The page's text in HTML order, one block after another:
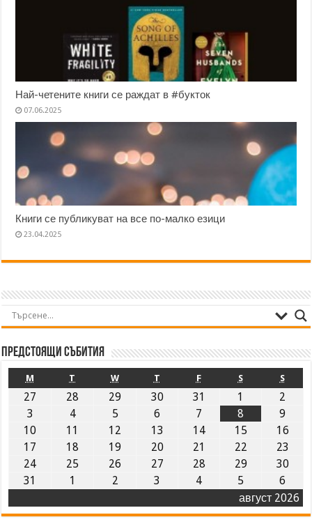
Най-четените книги се раждат в #букток
07.06.2025
Книги се публикуват на все по-малко езици
23.04.2025
Предстоящи събития
август 2026
M T W T F S S
27 28 29 30 31 1
2
3
4 5 6 7 8
9
10
11 12 13 14 15
16
17
18 19 20 21 22
23
24
25 26 27 28 29
30
31
1 2 3 4 5 6